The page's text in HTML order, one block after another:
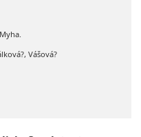
Vášová?